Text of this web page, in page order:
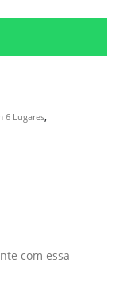
6 Lugares,
com essa